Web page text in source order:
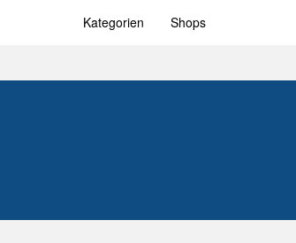
Kategorien Shops